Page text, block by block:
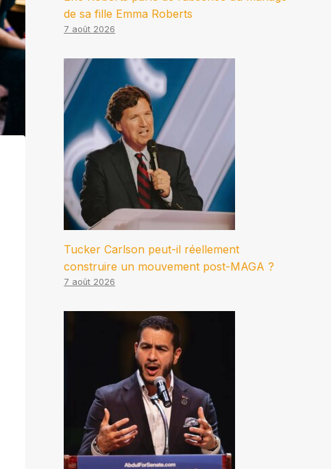
de sa fille Emma Roberts
7 août 2026
Tucker Carlson peut-il réellement
construire un mouvement post-MAGA ?
7 août 2026